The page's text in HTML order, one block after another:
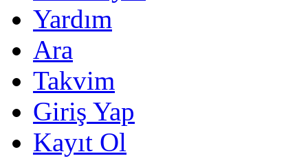
Yardım
Ara
Takvim
Giriş Yap
Kayıt Ol